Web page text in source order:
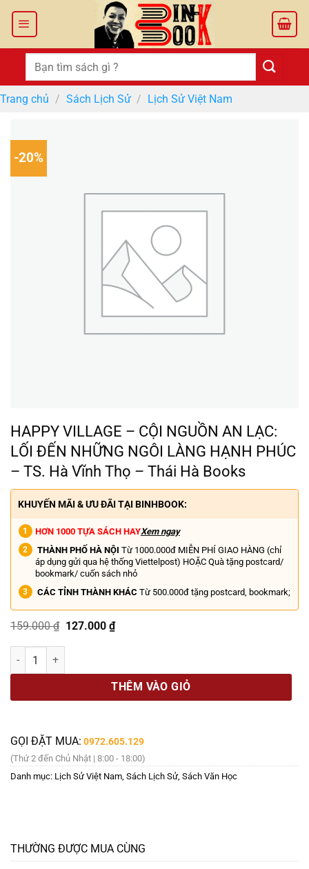
Tìm
kiếm:
Trang chủ / Sách Lịch Sử / Lịch Sử Việt Nam
-20%
HAPPY VILLAGE – CỘI NGUỒN AN LẠC:
LỐI ĐẾN NHỮNG NGÔI LÀNG HẠNH PHÚC
– TS. Hà Vĩnh Thọ – Thái Hà Books
KHUYẾN MÃI & ƯU ĐÃI TẠI BINHBOOK:
HƠN 1000 TỰA SÁCH HAYXem ngay
THÀNH PHỐ HÀ NỘI Từ 1000.000đ MIỄN PHÍ GIAO HÀNG (chỉ
áp dụng gửi qua hệ thống Viettelpost) HOẶC Quà tặng postcard/
bookmark/ cuốn sách nhỏ
CÁC TỈNH THÀNH KHÁC Từ 500.000đ tặng postcard, bookmark;
159.000₫ Giá
là:
127.000 ₫Giá
HAPPY VILLAGE - CỘI NGUỒN AN LẠC: LỐI ĐẾN NHỮNG NGÔI
THÊM VÀO GIỎ
GỌI ĐẶT MUA: 0972.605.129
(Thứ 2 đến Chủ Nhật | 8:00 - 18:00)
Danh mục: Lịch Sử Việt Nam, Sách Lịch Sử, Sách Văn Học
THƯỜNG ĐƯỢC MUA CÙNG